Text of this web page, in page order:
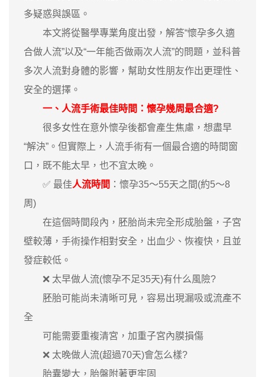
多疑惑與誤區。
本文將從醫學專業角度出發，解答“懷孕多久適
合做人流”以及“一年能否做兩次人流”的問題，並科普
多次人流對身體的影響，幫助女性朋友作出更理性、
安全的選擇。
一、人流手術最佳時間：懷孕幾周最合適?
很多女性在意外懷孕後都會產生焦慮，想盡早
“解決”。但實際上，人流手術有一個最合適的時間窗
口，既不能太早，也不宜太晚。
✅ 最佳人流時間 ：懷孕35～55天之間(約5～8
周)
在這個時間段內，胚胎尚未完全形成胎盤，子宮
壁較薄，手術操作相對安全，出血少、恢複快，且並
發症較低。
❌ 太早做人流(懷孕不足35天)有什么風險?
胚胎可能尚未清晰可見，容易出現漏吸或流產不
全
可能需要重複清宮，加重子宮內膜損傷
❌ 太晚做人流(超過70天)會怎么樣?
胎囊變大，胎盤附著更牢固